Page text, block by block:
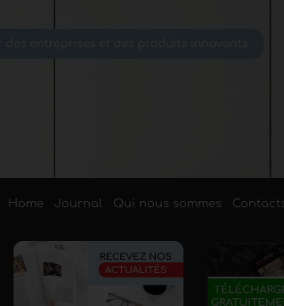
Home Journal Qui nous sommes